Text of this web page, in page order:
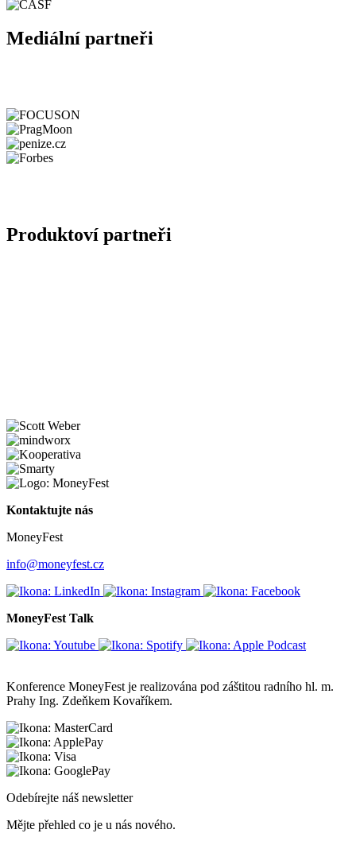
Mediální partneři
Produktoví partneři
Kontaktujte nás
MoneyFest
info@moneyfest.cz
MoneyFest Talk
Konference MoneyFest je realizována pod záštitou radního hl. m.
Prahy Ing. Zdeňkem Kovaříkem.
Odebírejte náš newsletter
Mějte přehled co je u nás nového.